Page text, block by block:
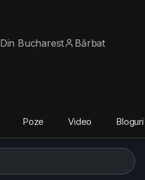
Din Bucharest
Bărbat
Poze Video Bloguri